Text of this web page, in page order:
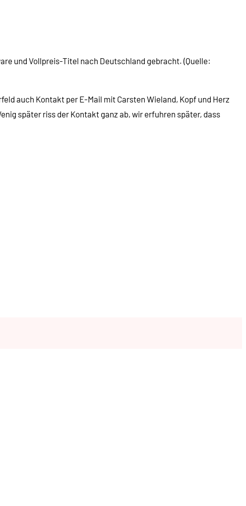
und Vollpreis-Titel nach Deutschland gebracht. (Quelle:
auch Kontakt per E-Mail mit Carsten Wieland, Kopf und Herz
später riss der Kontakt ganz ab, wir erfuhren später, dass